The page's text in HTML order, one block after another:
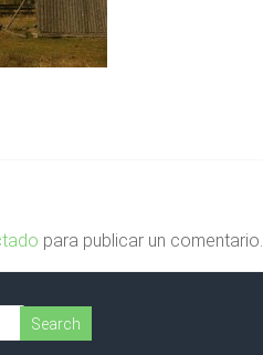
para publicar un comentario.